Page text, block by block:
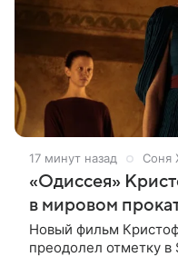
17 минут назад Соня
«Одиссея»
в мировом
Новый фильм
преодолел отметку